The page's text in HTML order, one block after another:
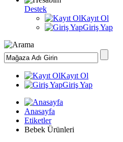
Destek
Kayıt Ol
Giriş Yap
Kayıt Ol
Giriş Yap
Anasayfa
Etiketler
Bebek Ürünleri